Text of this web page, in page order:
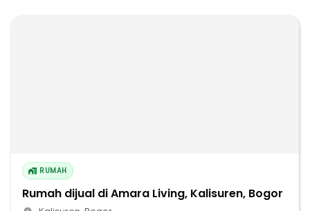
RUMAH
Rumah dijual di Amara Living, Kalisuren, Bogor